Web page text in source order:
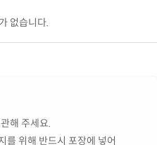
없습니다.
해 주세요.
위해 반드시 포장에 넣어